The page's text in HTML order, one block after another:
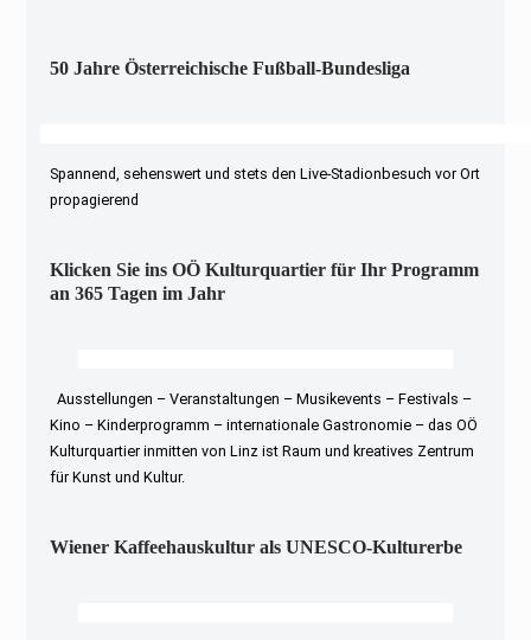
50 Jahre Österreichische Fußball-Bundesliga
Spannend, sehenswert und stets den Live-Stadionbesuch vor Ort
propagierend
Klicken Sie ins OÖ Kulturquartier für Ihr Programm
an 365 Tagen im Jahr
Ausstellungen – Veranstaltungen – Musikevents – Festivals –
Kino – Kinderprogramm – internationale Gastronomie – das OÖ
Kulturquartier inmitten von Linz ist Raum und kreatives Zentrum
für Kunst und Kultur.
Wiener Kaffeehauskultur als UNESCO-Kulturerbe